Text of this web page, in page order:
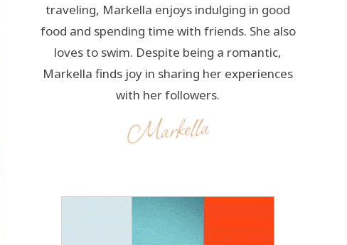
traveling, Markella enjoys indulging in good
food and spending time with friends. She also
loves to swim. Despite being a romantic,
Markella finds joy in sharing her experiences
with her followers.